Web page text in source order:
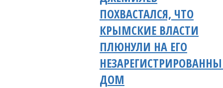
ПОХВАСТАЛСЯ, ЧТО
КРЫМСКИЕ ВЛАСТИ
ПЛЮНУЛИ НА ЕГО
ДОМ